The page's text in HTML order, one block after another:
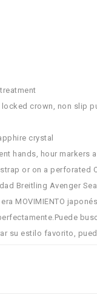
crown, non slip
crystal
hands, hour markers
or on a perforated
Breitling Avenger
MOVIMIENTO japonés
su estilo favorito,